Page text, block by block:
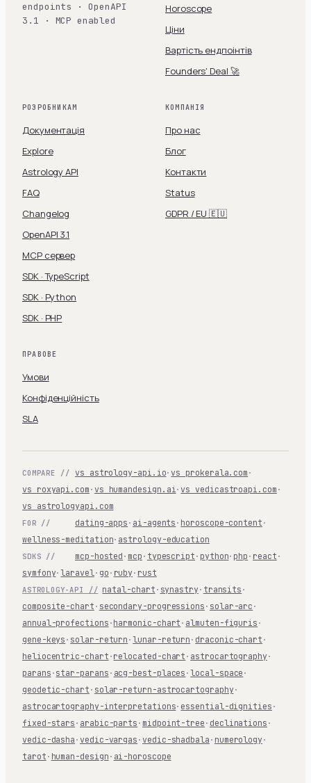
endpoints · OpenAPI
3.1 · MCP enabled
Horoscope
Ціни
Вартість ендпоінтів
Founders' Deal 🚀
РОЗРОБНИКАМ
Документація
Explore
Astrology API
FAQ
Changelog
OpenAPI 3.1
MCP сервер
SDK · TypeScript
SDK · Python
SDK · PHP
КОМПАНІЯ
Про нас
Блог
Контакти
Status
GDPR / EU 🇪🇺
ПРАВОВЕ
Умови
Конфіденційність
SLA
COMPARE // vs astrology-api.io·vs prokerala.com ·
vs roxyapi.com · vs humandesign.ai ·vs vedicastroapi.com ·
vs astrologyapi.com
FOR // dating-apps · ai-agents · horoscope-content ·
wellness-meditation· astrology-education
SDKS // mcp-hosted · mcp · typescript · python· php · react ·
symfony·laravel · go · ruby · rust
ASTROLOGY-API // natal-chart · synastry · transits ·
composite-chart · secondary-progressions · solar-arc ·
annual-profections · harmonic-chart · almuten-figuris ·
gene-keys · solar-return ·lunar-return · draconic-chart ·
heliocentric-chart · relocated-chart · astrocartography ·
parans · star-parans · acg-best-places ·local-space ·
geodetic-chart · solar-return-astrocartography ·
astrocartography-interpretations· essential-dignities ·
fixed-stars · arabic-parts · midpoint-tree · declinations ·
vedic-dasha ·vedic-vargas ·vedic-shadbala · numerology ·
tarot · human-design · ai-horoscope